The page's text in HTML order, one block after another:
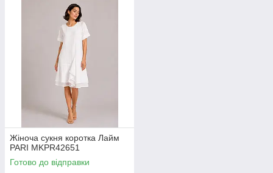
Жіноча сукня коротка Лайм
PARI MKPR42651
Готово до відправки